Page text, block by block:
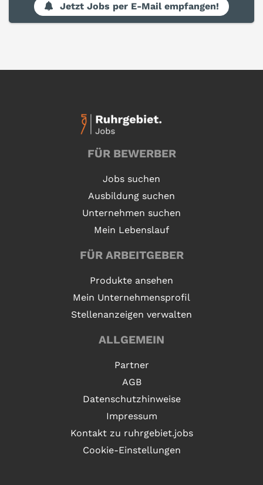
Jetzt Jobs per E-Mail empfangen!
FÜR BEWERBER
Jobs suchen
Ausbildung suchen
Unternehmen suchen
Mein Lebenslauf
FÜR ARBEITGEBER
Produkte ansehen
Mein Unternehmensprofil
Stellenanzeigen verwalten
ALLGEMEIN
Partner
AGB
Datenschutzhinweise
Impressum
Kontakt zu ruhrgebiet.jobs
Cookie-Einstellungen